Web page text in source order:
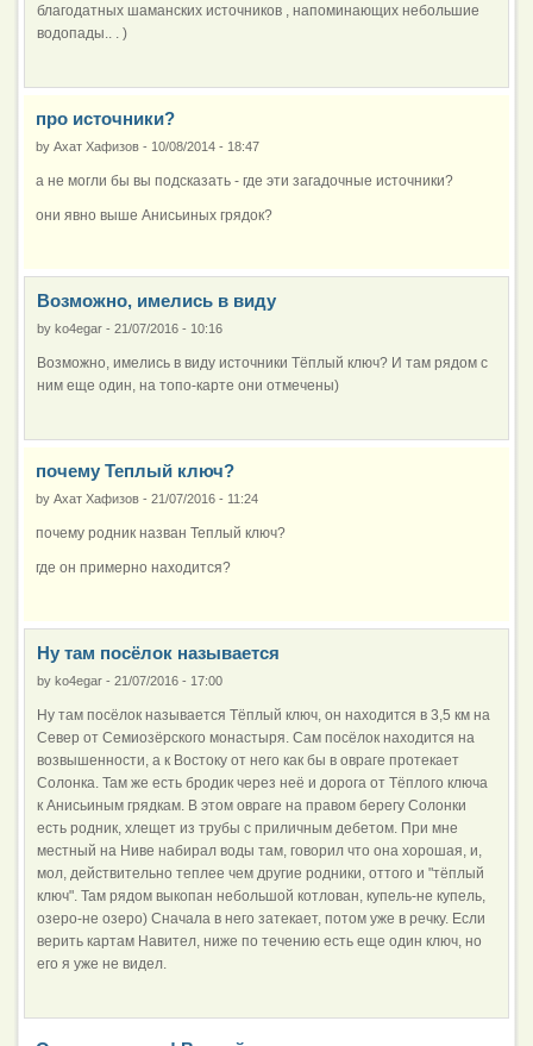
благодатных шаманских источников , напоминающих небольшие
водопады.. . )
про источники?
by Ахат Хафизов - 10/08/2014 - 18:47
а не могли бы вы подсказать - где эти загадочные источники?
они явно выше Анисьиных грядок?
Возможно, имелись в виду
by ko4egar - 21/07/2016 - 10:16
Возможно, имелись в виду источники Тёплый ключ? И там рядом с
ним еще один, на топо-карте они отмечены)
почему Теплый ключ?
by Ахат Хафизов - 21/07/2016 - 11:24
почему родник назван Теплый ключ?
где он примерно находится?
Ну там посёлок называется
by ko4egar - 21/07/2016 - 17:00
Ну там посёлок называется Тёплый ключ, он находится в 3,5 км на
Север от Семиозёрского монастыря. Сам посёлок находится на
возвышенности, а к Востоку от него как бы в овраге протекает
Солонка. Там же есть бродик через неё и дорога от Тёплого ключа
к Анисьиным грядкам. В этом овраге на правом берегу Солонки
есть родник, хлещет из трубы с приличным дебетом. При мне
местный на Ниве набирал воды там, говорил что она хорошая, и,
мол, действительно теплее чем другие родники, оттого и "тёплый
ключ". Там рядом выкопан небольшой котлован, купель-не купель,
озеро-не озеро) Сначала в него затекает, потом уже в речку. Если
верить картам Навител, ниже по течению есть еще один ключ, но
его я уже не видел.